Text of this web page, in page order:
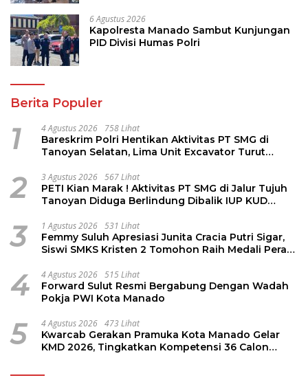
6 Agustus 2026
Kapolresta Manado Sambut Kunjungan
PID Divisi Humas Polri
Berita Populer
1 4 Agustus 2026 758 Lihat
Bareskrim Polri Hentikan Aktivitas PT SMG di
Tanoyan Selatan, Lima Unit Excavator Turut
2 3 Agustus 2026 567 Lihat
PETI Kian Marak ! Aktivitas PT SMG di Jalur Tujuh
Tanoyan Diduga Berlindung Dibalik IUP KUD
3 1 Agustus 2026 531 Lihat
Femmy Suluh Apresiasi Junita Cracia Putri Sigar,
Siswi SMKS Kristen 2 Tomohon Raih Medali Perak
4 4 Agustus 2026 515 Lihat
Forward Sulut Resmi Bergabung Dengan Wadah
Pokja PWI Kota Manado
5 4 Agustus 2026 473 Lihat
Kwarcab Gerakan Pramuka Kota Manado Gelar
KMD 2026, Tingkatkan Kompetensi 36 Calon